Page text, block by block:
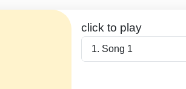
click to play
Song 1